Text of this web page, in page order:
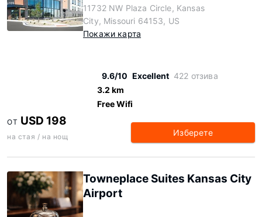
11732 NW Plaza Circle, Kansas
City, Missouri 64153, US
Покажи карта
9.6/10 Excellent 422 отзива
3.2 km
Free Wifi
ОТ USD 198
на стая / на нощ Изберете
Towneplace Suites Kansas City
Airport